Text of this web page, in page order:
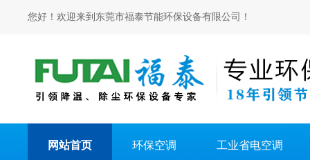
您好！欢迎来到东莞市福泰节能环保设备有限公司！
网站首页 环保空调 工业省电空调